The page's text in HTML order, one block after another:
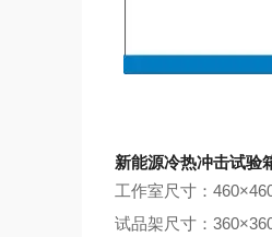
新能源冷热冲击试验
工作室尺寸：
试品架尺寸：